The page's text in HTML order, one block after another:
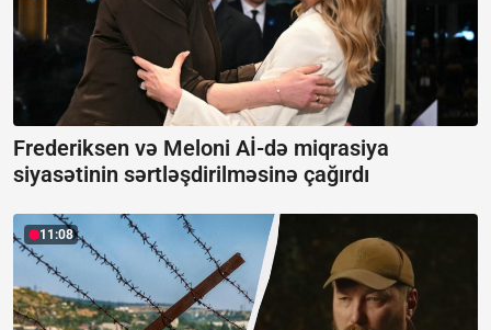
Frederiksen və Meloni Aİ-də miqrasiya
siyasətinin sərtləşdirilməsinə çağırdı
11:08